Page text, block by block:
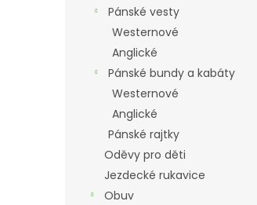
Pánské vesty
Westernové
Anglické
Pánské bundy a kabáty
Westernové
Anglické
Pánské rajtky
Oděvy pro děti
Jezdecké rukavice
Obuv